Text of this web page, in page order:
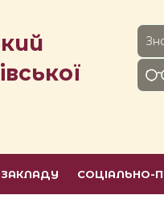
ЗАКЛАДУ СОЦІАЛЬНО-